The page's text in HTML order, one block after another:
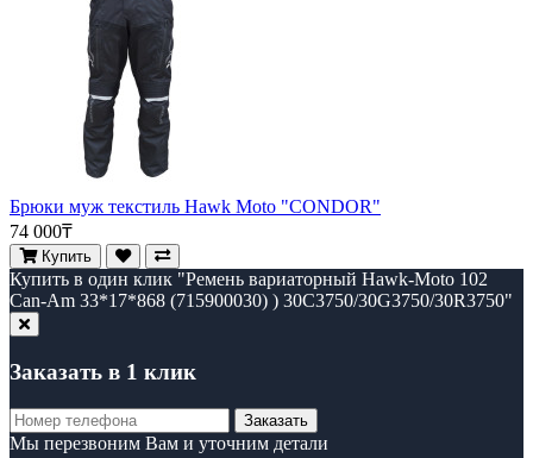
Брюки муж текстиль Hawk Moto "CONDOR"
74 000₸
Купить
Купить в один клик "Ремень вариаторный Hawk-Moto 102
Can-Am 33*17*868 (715900030) ) 30C3750/30G3750/30R3750"
Заказать в 1 клик
Заказать
Мы перезвоним Вам и уточним детали